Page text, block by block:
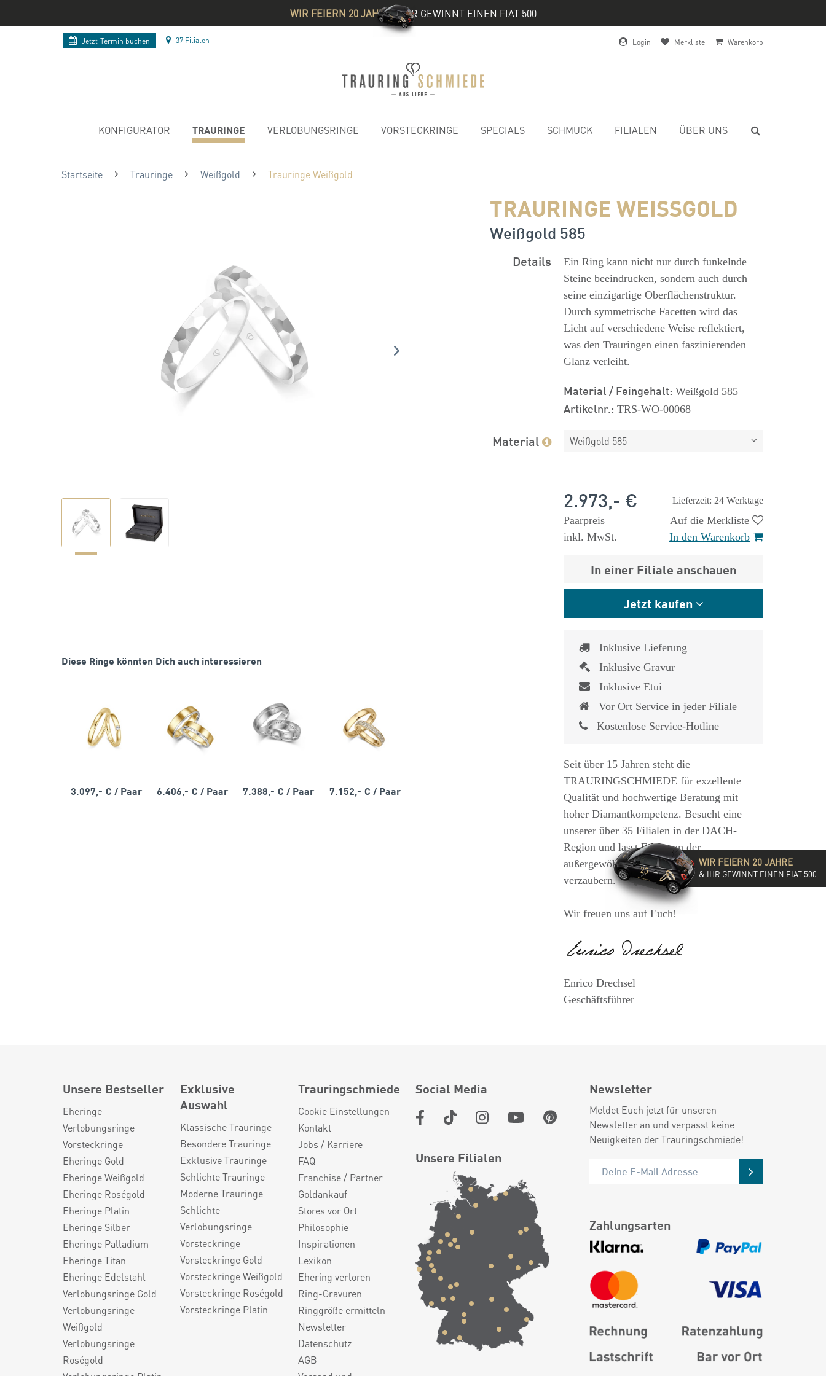
WIR FEIERN 20 JAHRE& IHR GEWINNT EINEN FIAT 500
Jetzt Termin buchen 37 Filialen Login Merkliste Warenkorb
KONFIGURATOR TRAURINGE VERLOBUNGSRINGE VORSTECKRINGE SPECIALS SCHMUCK FILIALEN ÜBER UNS
Startseite Trauringe Weißgold Trauringe Weißgold
TRAURINGE WEISSGOLD
Weißgold 585
Diese Ringe könnten Dich auch interessieren
3.097,- € / Paar 6.406,- €/ Paar 7.388,- €/ Paar 7.152,- € / Paar
Details
Ein Ring kann nicht nur durch funkelnde
Steine beeindrucken, sondern auch durch
seine einzigartige Oberflächenstruktur.
Durch symmetrische Facetten wird das
Licht auf verschiedene Weise reflektiert,
was den Trauringen einen faszinierenden
Glanz verleiht.
Material / Feingehalt: Weißgold 585
Artikelnr.: TRS-WO-00068
Material Weißgold 585
Lieferzeit: 24 Werktage
2.973,- €
Paarpreis
inkl. MwSt.
Auf die Merkliste
In den Warenkorb
In einer Filiale anschauen
Jetzt kaufen
Inklusive Lieferung
Inklusive Gravur
Inklusive Etui
Vor Ort Service in jeder Filiale
Kostenlose Service-Hotline
Seit über 15 Jahren steht die
TRAURINGSCHMIEDE für exzellente
Qualität und hochwertige Beratung mit
hoher Diamantkompetenz. Besucht eine
unserer über 35 Filialen in der DACH-
Region und lasst Euch von der
außergewöhnlichen Vielfalt unserer Ringe
verzaubern.
Wir freuen uns auf Euch!
Enrico Drechsel
Geschäftsführer
Unsere Bestseller
Eheringe
Verlobungsringe
Vorsteckringe
Eheringe Gold
Eheringe Weißgold
Eheringe Roségold
Eheringe Platin
Eheringe Silber
Eheringe Palladium
Eheringe Titan
Eheringe Edelstahl
Verlobungsringe Gold
Verlobungsringe
Weißgold
Verlobungsringe
Roségold
Exklusive
Auswahl
Klassische Trauringe
Besondere Trauringe
Exklusive Trauringe
Schlichte Trauringe
Moderne Trauringe
Schlichte
Verlobungsringe
Vorsteckringe
Vorsteckringe Gold
Vorsteckringe Weißgold
Vorsteckringe Roségold
Vorsteckringe Platin
Trauringschmiede
Cookie Einstellungen
Kontakt
Jobs / Karriere
FAQ
Franchise / Partner
Goldankauf
Stores vor Ort
Philosophie
Inspirationen
Lexikon
Ehering verloren
Ring-Gravuren
Ringgröße ermitteln
Newsletter
Datenschutz
AGB
Social Media
Unsere Filialen
Newsletter
Meldet Euch jetzt für unseren
Newsletter an und verpasst keine
Neuigkeiten der Trauringschmiede!
Zahlungsarten
WIR FEIERN 20 JAHRE
& IHR GEWINNT EINEN FIAT 500